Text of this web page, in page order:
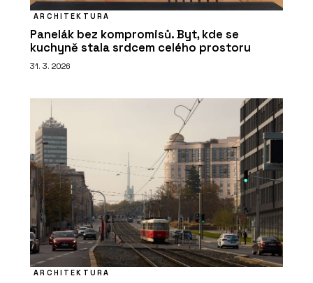
ARCHITEKTURA
Panelák bez kompromisů. Byt, kde se
kuchyně stala srdcem celého prostoru
31. 3. 2026
ARCHITEKTURA